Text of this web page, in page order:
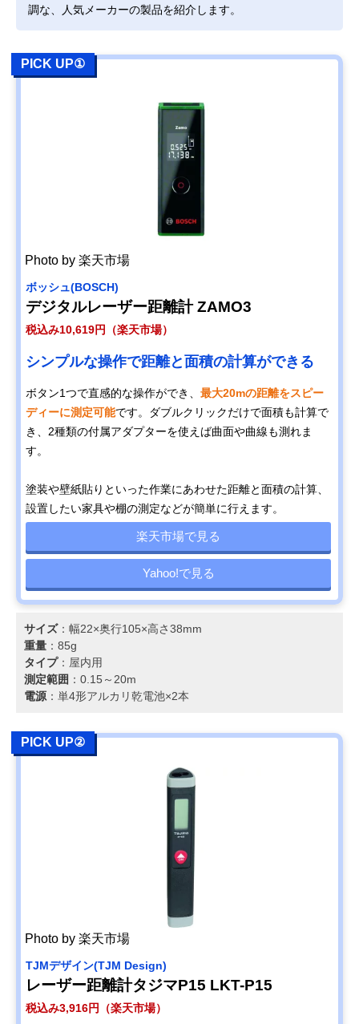
シンワ測定
現場作業に役立つ
ボッシュ(BOSCH)
ライカジオシステ
Geosystems) レー
ザー距離計ライカ
ディストD5
Amazonで見る
COOLSHOT
STABILIZED
Amazonで見る
ブッシュネル
(Bushnell) ピンシ
フトスリムジョル
ガーミン
(GARMIN)
Approach Z82
コースレイアウト
が見られるGPS内
蔵レーザー距離計
幅42.1×奥行
122.9×高さ
調な、人気メーカーの製品を紹介します。
PICK UP①
Photo by 楽天市場
ボッシュ(BOSCH)
デジタルレーザー距離計 ZAMO3
税込み10,619円（楽天市場）
シンプルな操作で距離と面積の計算ができる
ボタン1つで直感的な操作ができ、 最大20mの距離をスピー
ディーに測定可能です。ダブルクリックだけで面積も計算で
き、2種類の付属アダプターを使えば曲面や曲線も測れま
す。
塗装や壁紙貼りといった作業にあわせた距離と面積の計算、
設置したい家具や棚の測定などが簡単に行えます。
楽天市場で見る
Yahoo!で見る
サイズ：幅22×奥行105×高さ38mm
重量 ：85g
タイプ：屋内用
測定範囲 ：0.15～20m
電源：単4形アルカリ乾電池×2本
PICK UP②
Photo by 楽天市場
TJMデザイン(TJM Design)
レーザー距離計タジマP15 LKT-P15
税込み3,916円（楽天市場）